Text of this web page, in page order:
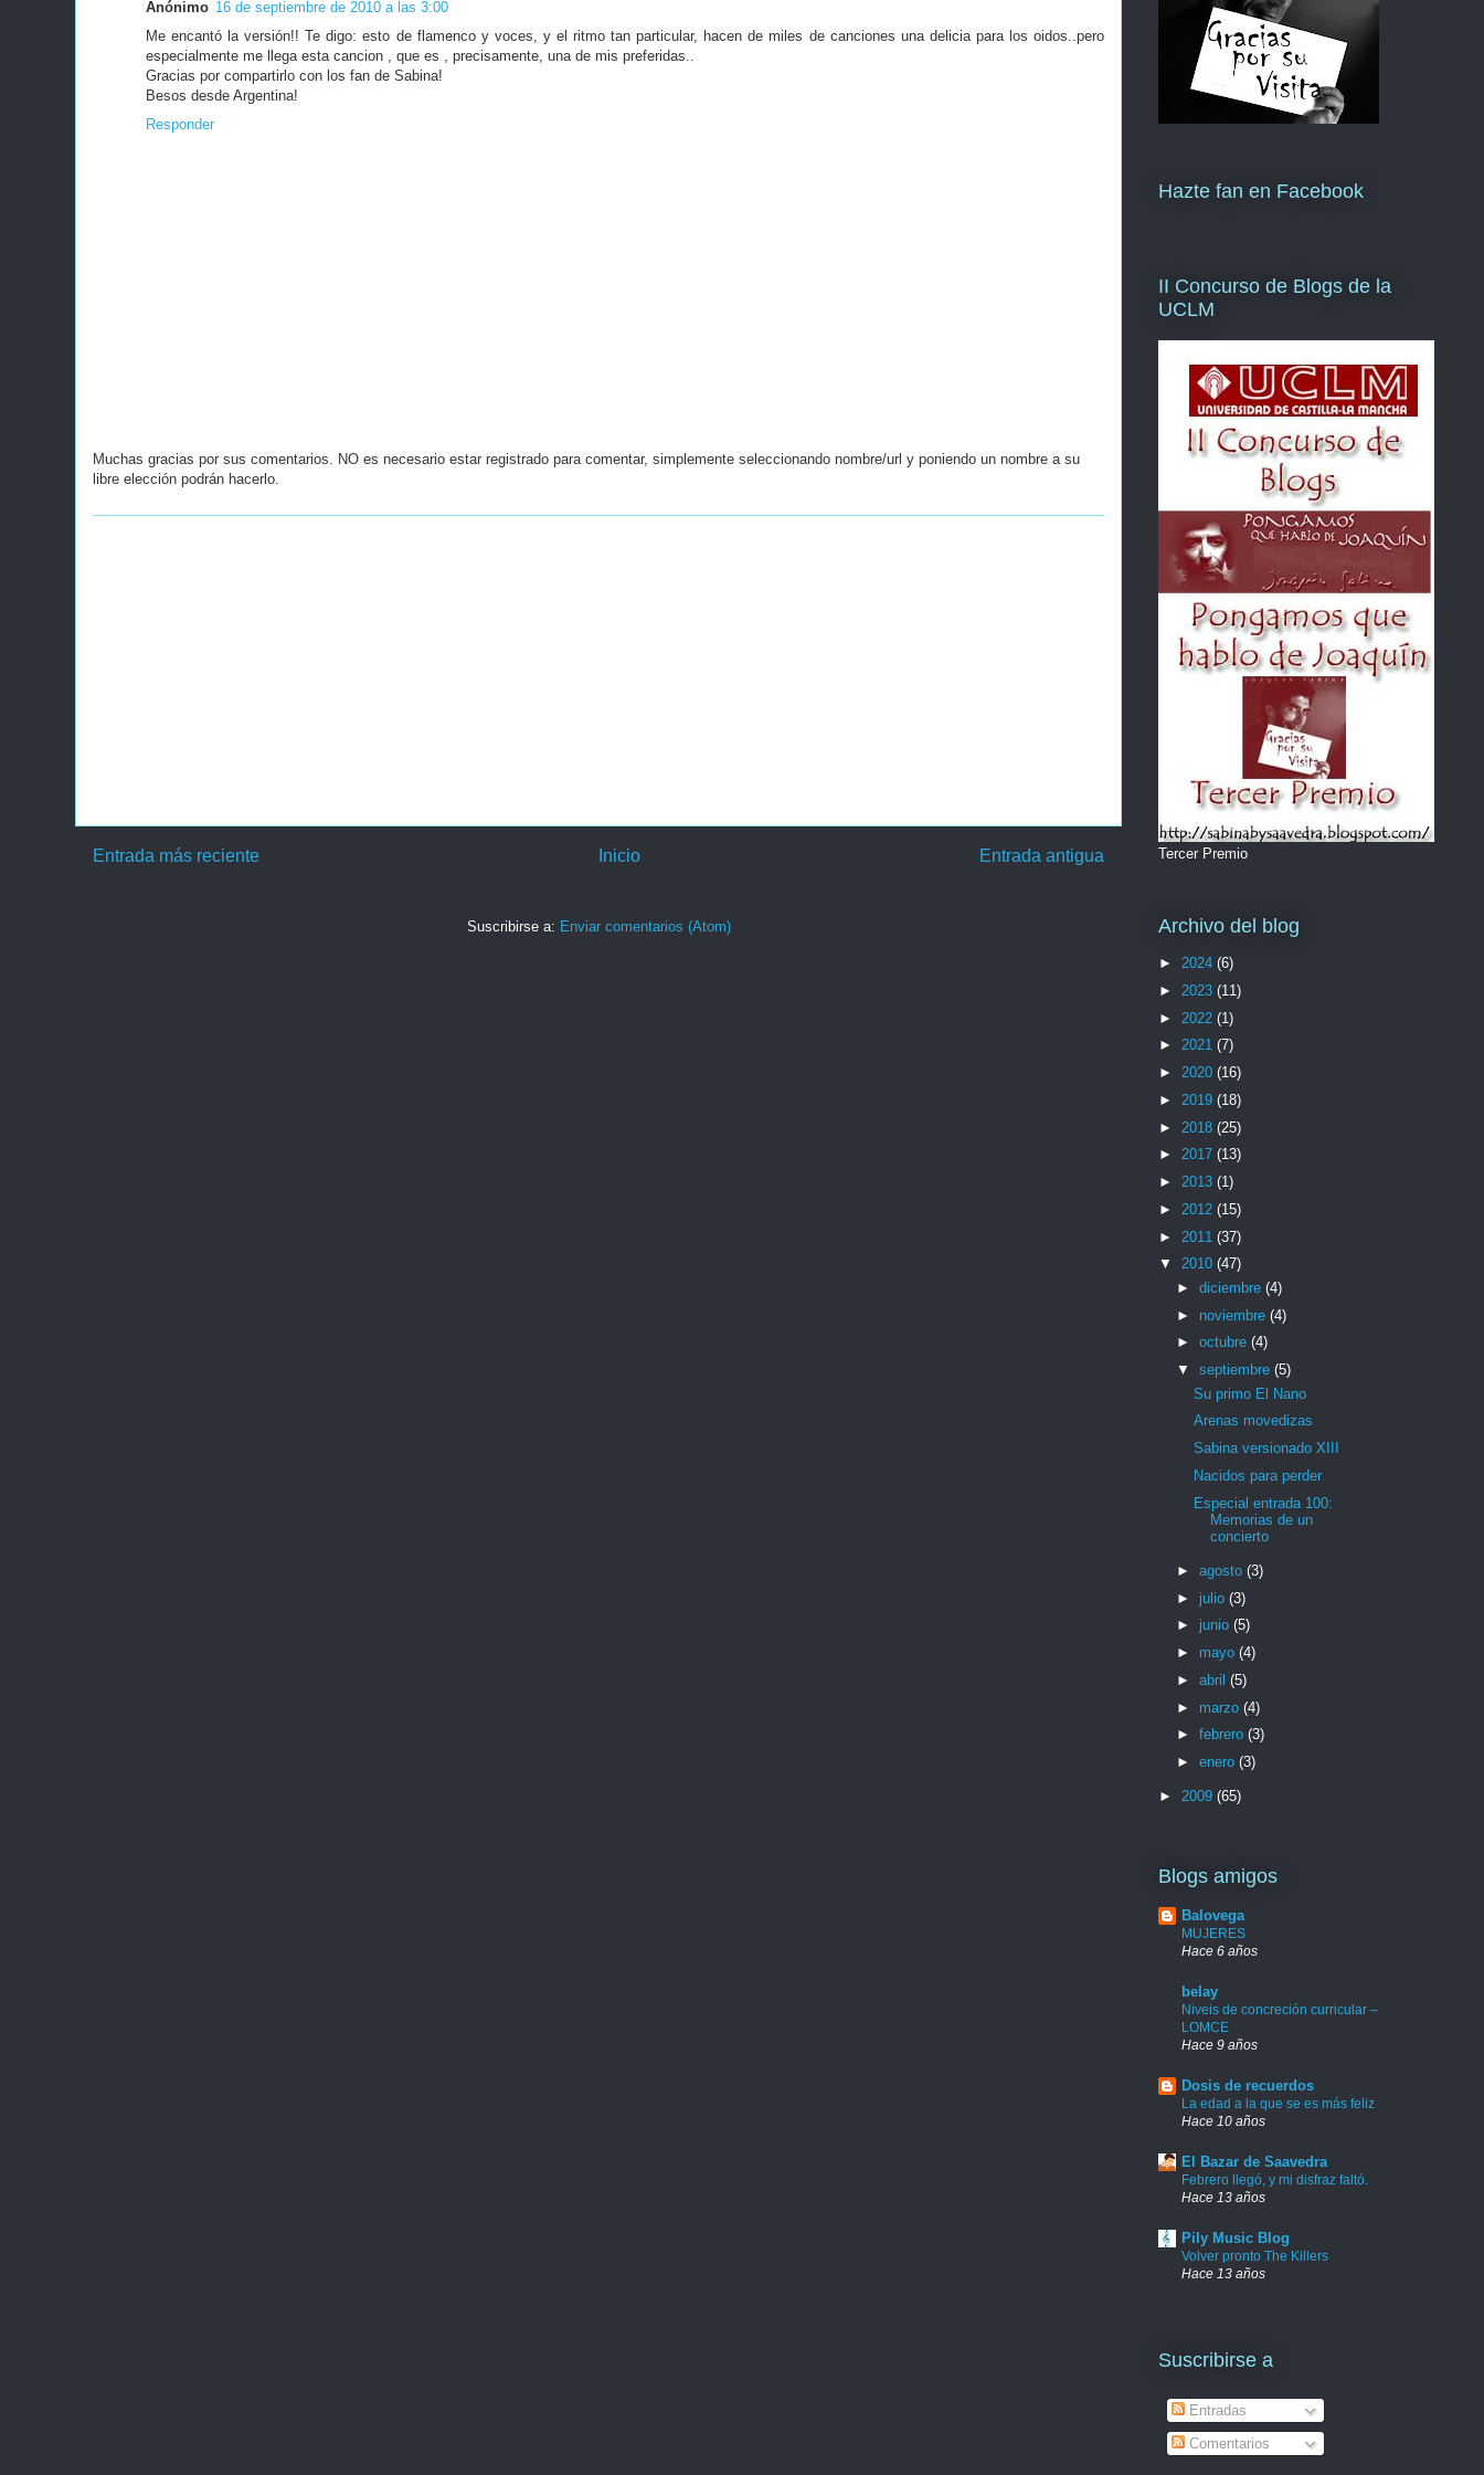
Anónimo 16 de septiembre de 2010 a las 3:00
Me encantó la versión!! Te digo: esto de flamenco y voces, y el ritmo tan particular, hacen de miles de canciones una delicia para los oidos..pero
especialmente me llega esta cancion , que es , precisamente, una de mis preferidas..
Gracias por compartirlo con los fan de Sabina!
Besos desde Argentina!
Responder
Muchas gracias por sus comentarios. NO es necesario estar registrado para comentar, simplemente seleccionando nombre/url y poniendo un nombre a su
libre elección podrán hacerlo.
Entrada más reciente Entrada antigua
Inicio
Suscribirse a: Enviar comentarios (Atom)
Hazte fan en Facebook
II Concurso de Blogs de la
UCLM
Tercer Premio
Archivo del blog
► 2024 (6)
► 2023 (11)
► 2022 (1)
► 2021 (7)
► 2020 (16)
► 2019 (18)
► 2018 (25)
► 2017 (13)
► 2013 (1)
► 2012 (15)
► 2011 (37)
▼ 2010 (47)
► diciembre (4)
► noviembre (4)
► octubre (4)
▼ septiembre (5)
Su primo El Nano
Arenas movedizas
Sabina versionado XIII
Nacidos para perder
Especial entrada 100:
Memorias de un
concierto
► agosto (3)
► julio (3)
► junio (5)
► mayo (4)
► abril (5)
► marzo (4)
► febrero (3)
► enero (3)
► 2009 (65)
Blogs amigos
Balovega
MUJERES
Hace 6 años
belay
Niveis de concreción curricular –
LOMCE
Hace 9 años
Dosis de recuerdos
La edad a la que se es más feliz
Hace 10 años
El Bazar de Saavedra
Febrero llegó, y mi disfraz faltó.
Hace 13 años
Pily Music Blog
Volver pronto The Killers
Hace 13 años
Suscribirse a
Entradas
Comentarios